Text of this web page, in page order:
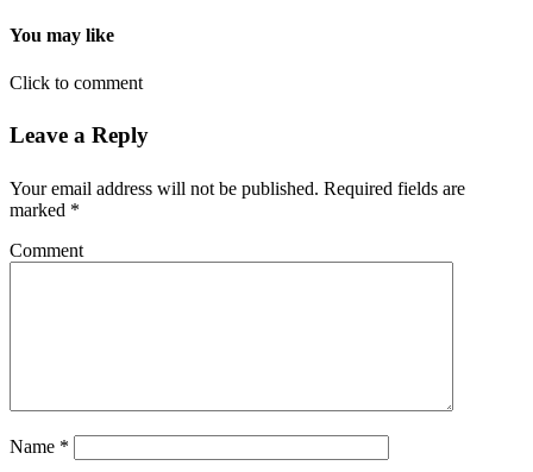
You may like
Click to comment
Leave a Reply
Your email address will not be published. Required fields are
marked *
Comment
Name *